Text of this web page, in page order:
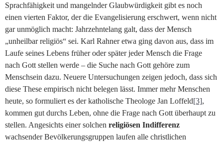
Sprachfähigkeit und mangelnder Glaubwürdigkeit gibt es noch
einen vierten Faktor, der die Evangelisierung erschwert, wenn nicht
gar unmöglich macht: Jahrzehntelang galt, dass der Mensch
„unheilbar religiös“ sei. Karl Rahner etwa ging davon aus, dass im
Laufe seines Lebens früher oder später jeder Mensch die Frage
nach Gott stellen werde – die Suche nach Gott gehöre zum
Menschsein dazu. Neuere Untersuchungen zeigen jedoch, dass sich
diese These empirisch nicht belegen lässt. Immer mehr Menschen
heute, so formuliert es der katholische Theologe Jan Loffeld[3],
kommen gut durchs Leben, ohne die Frage nach Gott überhaupt zu
stellen. Angesichts einer solchen religiösen Indifferenz
wachsender Bevölkerungsgruppen laufen alle christlichen